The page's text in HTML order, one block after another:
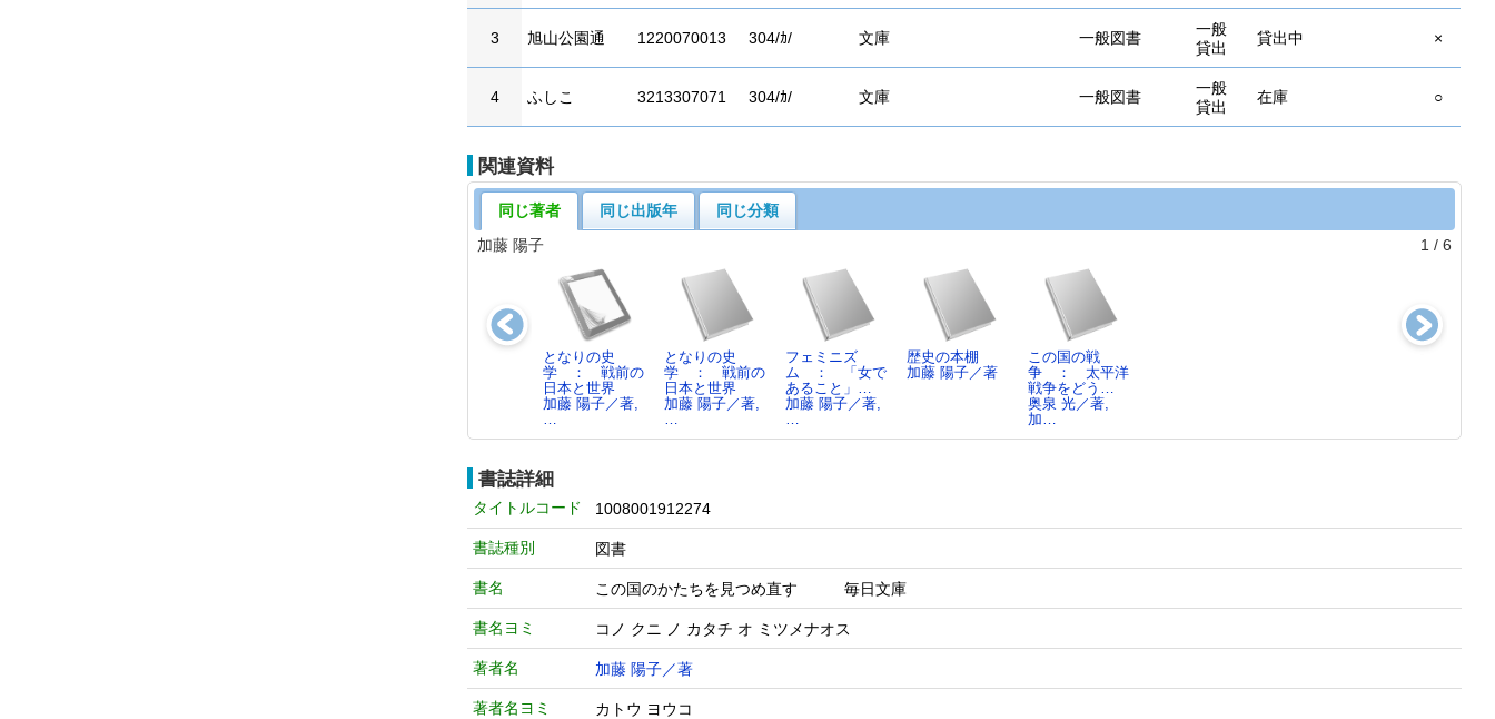
3 旭山公園通 1220070013 304/ｶ/ 文庫 一般図書
一般
貸出
貸出中 ×
4 ふしこ 3213307071 304/ｶ/ 文庫 一般図書
一般
貸出
在庫 ○
関連資料
同じ著者 同じ出版年
同じ分類
加藤 陽子
1 / 6
となりの史
学 ： 戦前の
日本と世界
加藤 陽子／著,
…
となりの史
学 ： 戦前の
日本と世界
加藤 陽子／著,
…
フェミニズ
ム ： 「女で
あること」…
加藤 陽子／著,
…
歴史の本棚
加藤 陽子／著
この国の戦
争 ： 太平洋
戦争をどう…
奥泉 光／著,
加…
書誌詳細
タイトルコード 1008001912274
書誌種別 図書
書名 この国のかたちを見つめ直す 毎日文庫
書名ヨミ コノ クニ ノ カタチ オ ミツメナオス
著者名 加藤 陽子／著
著者名ヨミ カトウ ヨウコ